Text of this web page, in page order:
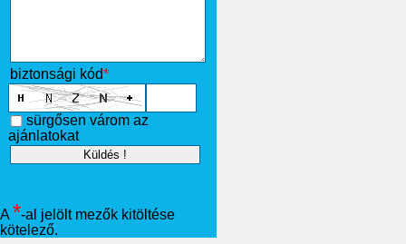
biztonsági kód*
sürgősen várom az
ajánlatokat
A *-al jelölt mezők kitöltése
kötelező.